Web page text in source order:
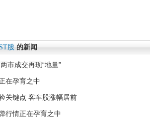
股 的新闻
市成交再现“地量”
在孕育之中
关键点 客车股涨幅居前
行情正在孕育之中